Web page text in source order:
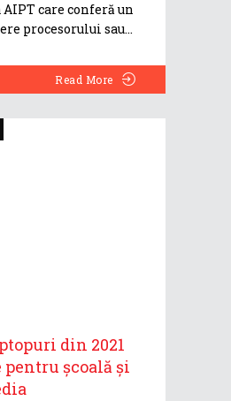
care conferă un
procesorului sau
Read More
din 2021
școală și